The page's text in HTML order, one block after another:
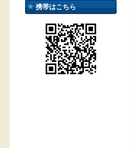
携帯はこちら